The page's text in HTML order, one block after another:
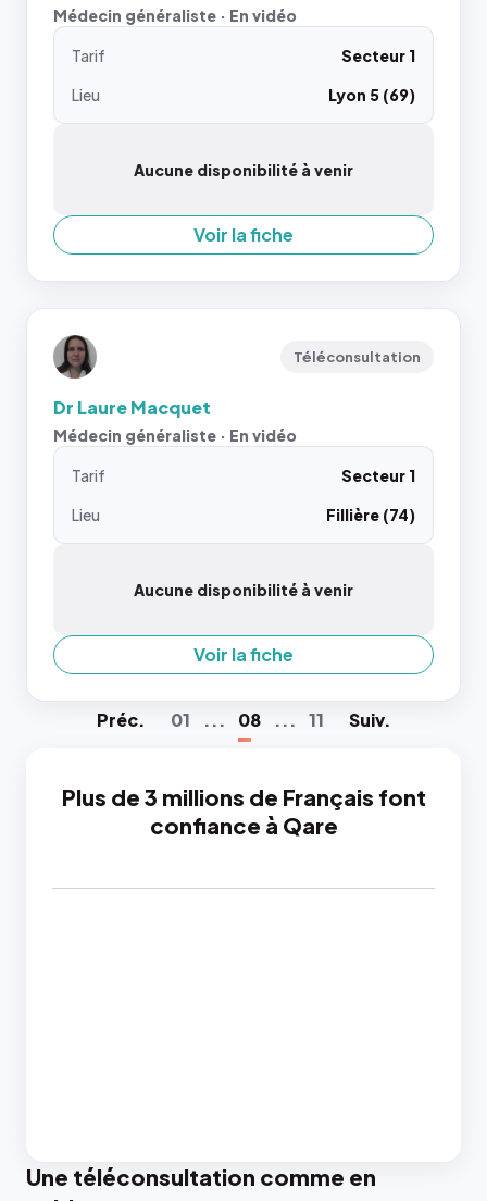
Médecin généraliste · En vidéo
Tarif
Secteur 1
Lieu
Lyon 5 (69)
Aucune disponibilité à venir
Voir la fiche
Téléconsultation
Dr Laure Macquet
Médecin généraliste · En vidéo
Tarif
Secteur 1
Lieu
Fillière (74)
Aucune disponibilité à venir
Voir la fiche
Préc. 01 ... 08 ... 11 Suiv.
Plus de 3 millions de Français font
confiance à Qare
Une téléconsultation comme en